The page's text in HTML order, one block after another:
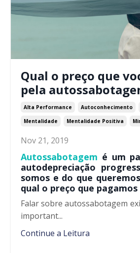
Qual o preço que
pela
Alta Performance Autoconhecimento
Mentalidade
Mentalidade Positiva
Nov 21, 2019
Autossabotagem é um
autodepreciação
somos e do que
qual o preço que pagamos
Falar sobre autossabotagem
important...
Continue a Leitura